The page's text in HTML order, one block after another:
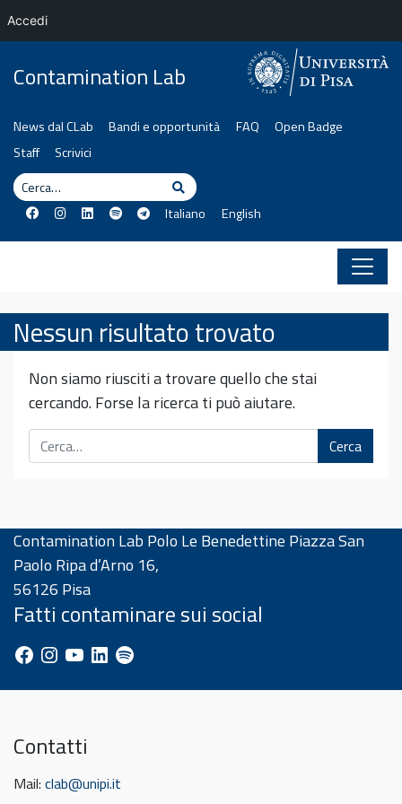
Contamination Lab
News dal CLab Bandi e opportunità FAQ
Open Badge
Staff
Scrivici
Cerca
Cerca
Italiano English
Nessun risultato trovato
Non siamo riusciti a trovare quello che stai
cercando. Forse la ricerca ti può aiutare.
Cerca
Contamination Lab Polo Le Benedettine Piazza San
Paolo Ripa d’Arno 16,
56126 Pisa
Fatti contaminare sui social
Facebook
Instagram
YouTube
LinkedInSpotify
Contatti
Mail: clab@unipi.it
Accedi